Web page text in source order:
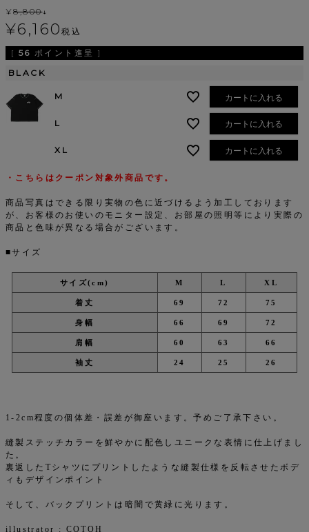
¥8,800↓
¥6,160税込
[ 56 ポイント進呈 ]
BLACK
M カートに入れる
L カートに入れる
XL カートに入れる
・こちらはクーポン対象外商品です。
商品写真はできる限り実物の色に近づけるよう加工しております
が、お客様のお使いのモニター設定、お部屋の照明等により実際の
商品と色味が異なる場合がございます。
■サイズ
サイズ(cm) M L XL
着丈 69 72 75
身幅 66 69 72
肩幅 60 63 66
袖丈 24 25 26
1-2cm程度の個体差・誤差が御座います。予めご了承下さい。
縫製ステッチカラーを鮮やかに配色しユニークな表情に仕上げまし
た。
裏返したTシャツにプリントしたような縫製仕様を反転させたボデ
ィもデザインポイント
そして、バックプリントは暗闇で黄緑に光ります。
illustrator : COTOH